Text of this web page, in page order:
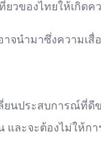
วของไทยให้เกิดค
ำมาซึ่งความเสื่อ
นประสบการณ์ที่ดี
ละจะต้องไม่ให้ก